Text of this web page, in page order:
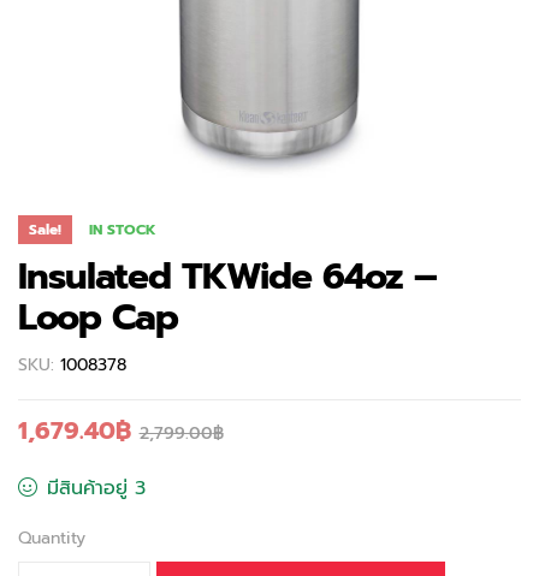
Sale! IN STOCK
Insulated TKWide 64oz –
Loop Cap
SKU: 1008378
2,799.00฿
1,679.40฿
มีสินค้าอยู่ 3
Quantity